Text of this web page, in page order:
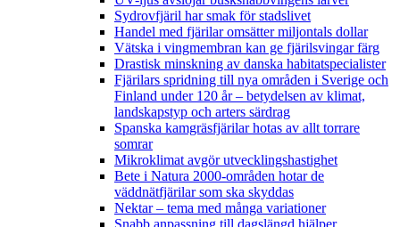
Sydrovfjäril har smak för stadslivet
Handel med fjärilar omsätter miljontals dollar
Vätska i vingmembran kan ge fjärilsvingar färg
Drastisk minskning av danska habitatspecialister
Fjärilars spridning till nya områden i Sverige och
Finland under 120 år– betydelsen av klimat,
landskapstyp och arters särdrag
Spanska kamgräsfjärilar hotas av allt torrare
somrar
Mikroklimat avgör utvecklingshastighet
Bete i Natura 2000-områden hotar de
väddnätfjärilar som ska skyddas
Nektar – tema med många variationer
Snabb anpassning till dagslängd hjälper